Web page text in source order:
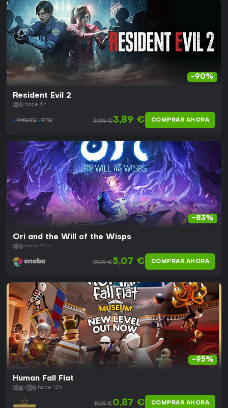
-90%
Resident Evil 2
hace 5h
39,99 €3,89 € COMPRAR AHORA
-83%
Ori and the Will of the Wisps
hace 49m
29,99 €5,07 € COMPRAR AHORA
-95%
Human Fall Flat
hace 12h
19,99 €0,87 € COMPRAR AHORA